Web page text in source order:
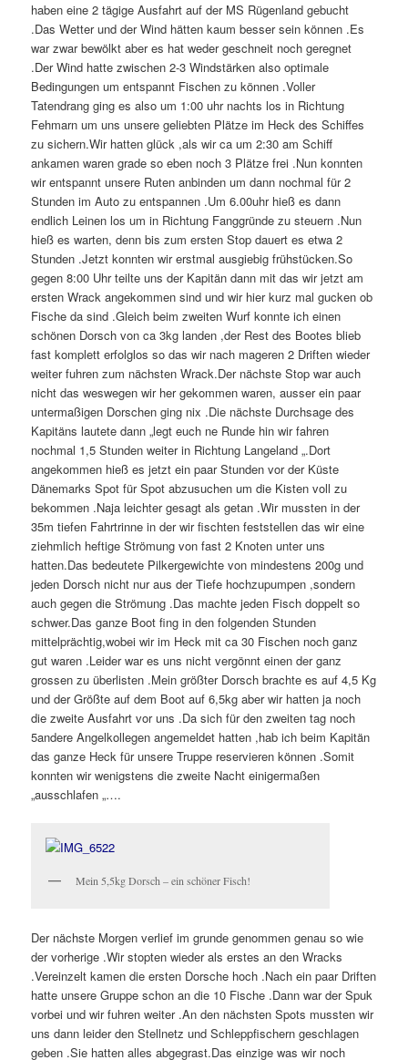
haben eine 2 tägige Ausfahrt auf der MS Rügenland gebucht
.Das Wetter und der Wind hätten kaum besser sein können .Es
war zwar bewölkt aber es hat weder geschneit noch geregnet
.Der Wind hatte zwischen 2-3 Windstärken also optimale
Bedingungen um entspannt Fischen zu können .Voller
Tatendrang ging es also um 1:00 uhr nachts los in Richtung
Fehmarn um uns unsere geliebten Plätze im Heck des Schiffes
zu sichern.Wir hatten glück ,als wir ca um 2:30 am Schiff
ankamen waren grade so eben noch 3 Plätze frei .Nun konnten
wir entspannt unsere Ruten anbinden um dann nochmal für 2
Stunden im Auto zu entspannen .Um 6.00uhr hieß es dann
endlich Leinen los um in Richtung Fanggründe zu steuern .Nun
hieß es warten, denn bis zum ersten Stop dauert es etwa 2
Stunden .Jetzt konnten wir erstmal ausgiebig frühstücken.So
gegen 8:00 Uhr teilte uns der Kapitän dann mit das wir jetzt am
ersten Wrack angekommen sind und wir hier kurz mal gucken ob
Fische da sind .Gleich beim zweiten Wurf konnte ich einen
schönen Dorsch von ca 3kg landen ,der Rest des Bootes blieb
fast komplett erfolglos so das wir nach mageren 2 Driften wieder
weiter fuhren zum nächsten Wrack.Der nächste Stop war auch
nicht das weswegen wir her gekommen waren, ausser ein paar
untermaßigen Dorschen ging nix .Die nächste Durchsage des
Kapitäns lautete dann „legt euch ne Runde hin wir fahren
nochmal 1,5 Stunden weiter in Richtung Langeland „.Dort
angekommen hieß es jetzt ein paar Stunden vor der Küste
Dänemarks Spot für Spot abzusuchen um die Kisten voll zu
bekommen .Naja leichter gesagt als getan .Wir mussten in der
35m tiefen Fahrtrinne in der wir fischten feststellen das wir eine
ziehmlich heftige Strömung von fast 2 Knoten unter uns
hatten.Das bedeutete Pilkergewichte von mindestens 200g und
jeden Dorsch nicht nur aus der Tiefe hochzupumpen ,sondern
auch gegen die Strömung .Das machte jeden Fisch doppelt so
schwer.Das ganze Boot fing in den folgenden Stunden
mittelprächtig,wobei wir im Heck mit ca 30 Fischen noch ganz
gut waren .Leider war es uns nicht vergönnt einen der ganz
grossen zu überlisten .Mein größter Dorsch brachte es auf 4,5 Kg
und der Größte auf dem Boot auf 6,5kg aber wir hatten ja noch
die zweite Ausfahrt vor uns .Da sich für den zweiten tag noch
5andere Angelkollegen angemeldet hatten ,hab ich beim Kapitän
das ganze Heck für unsere Truppe reservieren können .Somit
konnten wir wenigstens die zweite Nacht einigermaßen
„ausschlafen „….
Mein 5,5kg Dorsch – ein schöner Fisch!
Der nächste Morgen verlief im grunde genommen genau so wie
der vorherige .Wir stopten wieder als erstes an den Wracks
.Vereinzelt kamen die ersten Dorsche hoch .Nach ein paar Driften
hatte unsere Gruppe schon an die 10 Fische .Dann war der Spuk
vorbei und wir fuhren weiter .An den nächsten Spots mussten wir
uns dann leider den Stellnetz und Schleppfischern geschlagen
geben .Sie hatten alles abgegrast.Das einzige was wir noch